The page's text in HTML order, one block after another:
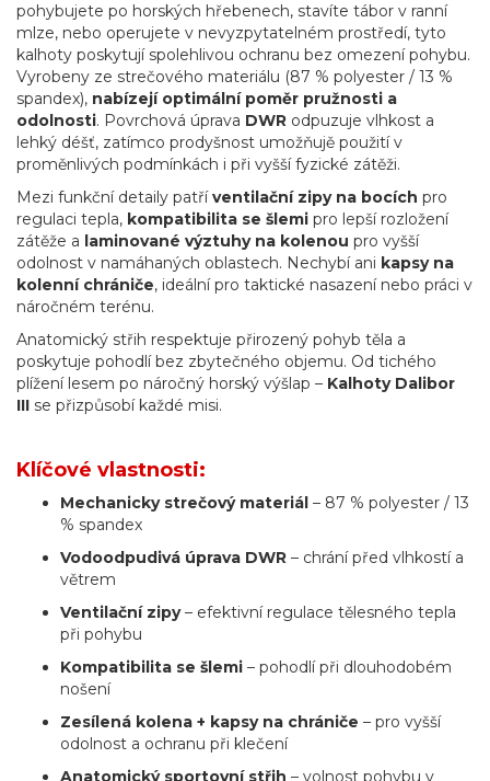
pohybujete po horských hřebenech, stavíte tábor v ranní
mlze, nebo operujete v nevyzpytatelném prostředí, tyto
kalhoty poskytují spolehlivou ochranu bez omezení pohybu.
Vyrobeny ze strečového materiálu (87 % polyester / 13 %
spandex), nabízejí optimální poměr pružnosti a
odolnosti. Povrchová úprava DWR odpuzuje vlhkost a
lehký déšť, zatímco prodyšnost umožňujě použití v
proměnlivých podmínkách i při vyšší fyzické zátěži.
Mezi funkční detaily patříventilační zipy na bocích pro
regulaci tepla, kompatibilita se šlemi pro lepší rozložení
zátěže a laminované výztuhy na kolenou pro vyšší
odolnost v namáhaných oblastech. Nechybí ani kapsy na
kolenní chrániče, ideální pro taktické nasazení nebo práci v
náročném terénu.
Anatomický střih respektuje přirozený pohyb těla a
poskytuje pohodlí bez zbytečného objemu. Od tichého
plížení lesem po náročný horský výšlap – Kalhoty Dalibor
III se přizpůsobí každé misi.
Klíčové vlastnosti:
Mechanicky strečový materiál – 87 % polyester / 13
% spandex
Vodoodpudivá úprava DWR – chrání před vlhkostí a
větrem
Ventilační zipy– efektivní regulace tělesného tepla
při pohybu
Kompatibilita se šlemi – pohodlí při dlouhodobém
nošení
Zesílená kolena + kapsy na chrániče – pro vyšší
odolnost a ochranu při klečení
Anatomický sportovní střih – volnost pohybu v